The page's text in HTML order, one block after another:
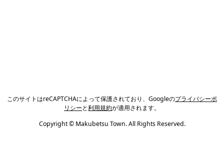
このサイトはreCAPTCHAによって保護されており、Googleのプライバシーポ
リシーと利用規約が適用されます。
Copyright © Makubetsu Town. All Rights Reserved.